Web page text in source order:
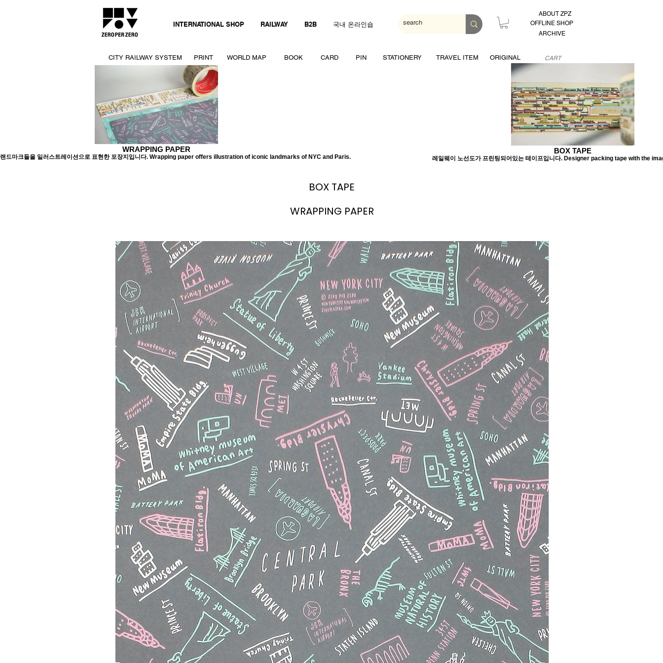
INTERNATIONAL SHOP RAILWAY B2B 국내 온라인숍
ABOUT ZPZ
OFFLINE SHOP
ARCHIVE
WRAPPING PAPER
드마크들을 일러스트레이션으로 표현한 포장지입니다. Wrapping paper offers illustration of iconic landmarks of NYC and Paris.
BOX TAPE
레일웨이 노선도가 프린팅되어있는 테이프입니다. Designer packing tape with the
CITY RAILWAY SYSTEM PRINT WORLD MAP BOOK CARD PIN STATIONERY TRAVEL ITEM ORIGINAL CART
BOX TAPE
WRAPPING PAPER